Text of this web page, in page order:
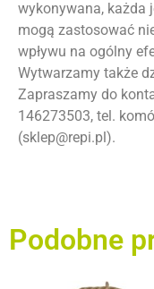
wykonywana, każda
mogą zastosować
wpływu na ogólny
Wytwarzamy także
Zapraszamy do
146273503, tel.
(sklep@repi.pl).
Podobne